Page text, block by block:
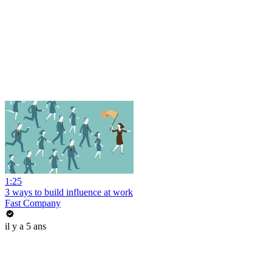
1:25
3 ways to build influence at work
Fast Company
il y a 5 ans